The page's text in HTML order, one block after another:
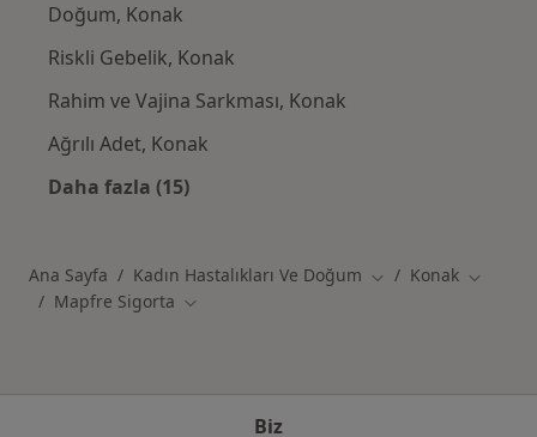
Doğum, Konak
Riskli Gebelik, Konak
Rahim ve Vajina Sarkması, Konak
Ağrılı Adet, Konak
Daha fazla (15)
Ana Sayfa Kadın Hastalıkları Ve Doğum Şehir değiştir
Konak Şehir
Mapfre Sigorta Şehir değiştir
Biz